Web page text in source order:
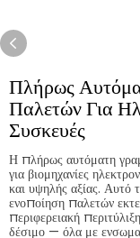
Πλήρως
Παλετών Για
Συσκευές
Η πλήρως αυτόματη
για βιομηχανίες
και υψηλής αξίας. Αυτό
ενοποίηση παλετών
περιφερειακή
δέσιμο — όλα με